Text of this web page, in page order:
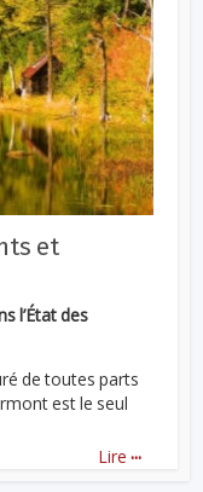
et
l’État des
de toutes parts
est le seul
Lire ...